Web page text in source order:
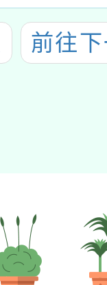
前往